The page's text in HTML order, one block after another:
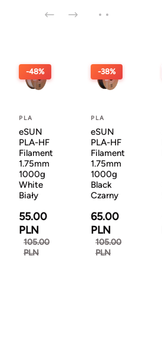
-48%
PLA
eSUN
PLA-HF
Filament
1.75mm
1000g
White
Biały
55.00
PLN
105.00
PLN
-38%
PLA
eSUN
PLA-HF
Filament
1.75mm
1000g
Black
Czarny
65.00
PLN
105.00
PLN